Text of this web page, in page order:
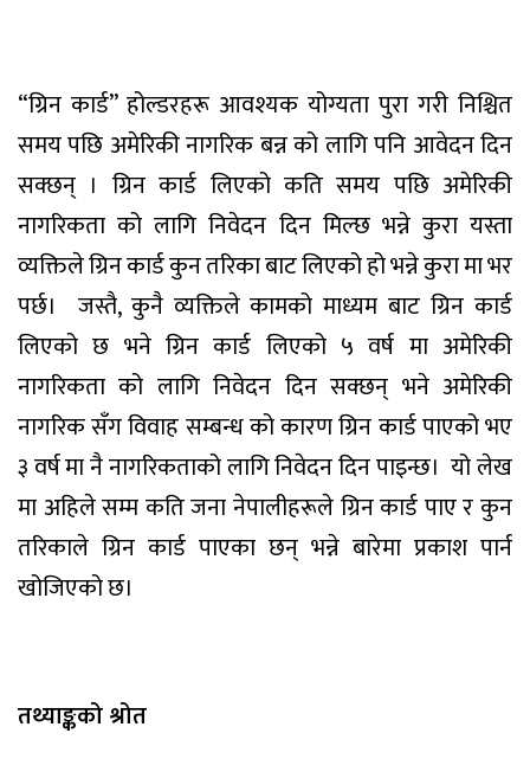
“ग्रिन कार्ड” होल्डरहरू आवश्यक योग्यता पुरा गरी निश्चित
समय पछि अमेरिकी नागरिक बन्न को लागि पनि आवेदन दिन
सक्छन् । ग्रिन कार्ड लिएको कति समय पछि अमेरिकी
नागरिकता को लागि निवेदन दिन मिल्छ भन्ने कुरा यस्ता
व्यक्तिले ग्रिन कार्ड कुन तरिका बाट लिएको हो भन्ने कुरा मा भर
पर्छ। जस्तै, कुनै व्यक्तिले कामको माध्यम बाट ग्रिन कार्ड
लिएको छ भने ग्रिन कार्ड लिएको ५ वर्ष मा अमेरिकी
नागरिकता को लागि निवेदन दिन सक्छन् भने अमेरिकी
नागरिक सँग विवाह सम्बन्ध को कारण ग्रिन कार्ड पाएको भए
३ वर्ष मा नै नागरिकताको लागि निवेदन दिन पाइन्छ। यो लेख
मा अहिले सम्म कति जना नेपालीहरूले ग्रिन कार्ड पाए र कुन
तरिकाले ग्रिन कार्ड पाएका छन् भन्ने बारेमा प्रकाश पार्न
खोजिएको छ।
तथ्याङ्कको श्रोत